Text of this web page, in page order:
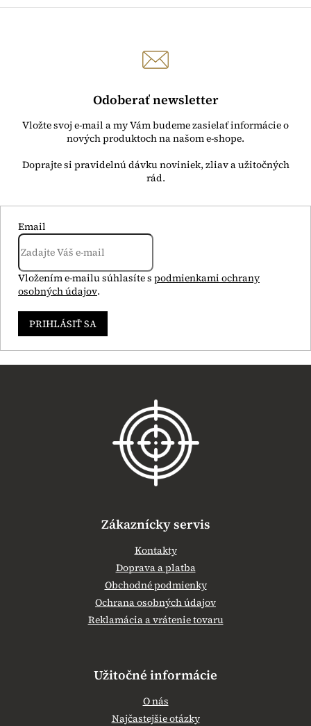
Odoberať newsletter
Vložte svoj e-mail a my Vám budeme zasielať informácie o
nových produktoch na našom e-shope.
Email
Vložením e-mailu súhlasíte s podmienkami ochrany
osobných údajov.
PRIHLÁSIŤ SA
Z
Zákaznícky servis
Kontakty
Doprava a platba
Obchodné podmienky
Ochrana osobných údajov
Reklamácia a vrátenie tovaru
Užitočné informácie
O nás
Najčastejšie otázky